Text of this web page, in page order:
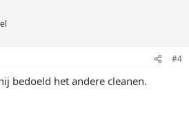
#4
bedoeld het andere cleanen.